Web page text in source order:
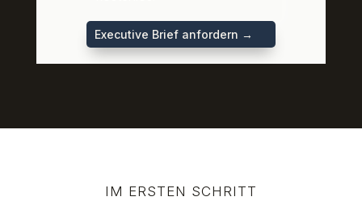
Executive Brief anfordern →
IM ERSTEN SCHRITT